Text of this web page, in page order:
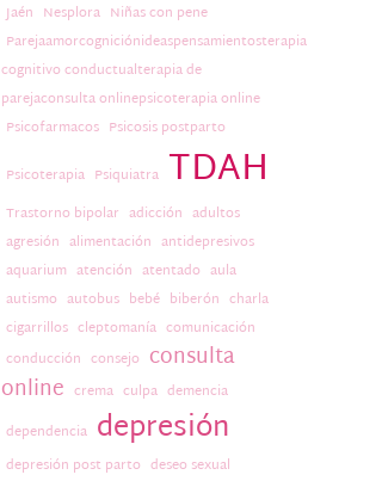
Jaén Nesplora Niñas con pene
Parejaamorcogniciónideaspensamientosterapia
cognitivo conductualterapia de
parejaconsulta onlinepsicoterapia online
Psicofarmacos Psicosis postparto
Psicoterapia Psiquiatra TDAH
Trastorno bipolar adicción adultos
agresión alimentación antidepresivos
aquarium atención atentado aula
autismo autobus bebé biberón charla
cigarrillos cleptomanía comunicación
conducción consejo consulta
online crema culpa demencia
dependencia depresión
depresión post parto deseo sexual